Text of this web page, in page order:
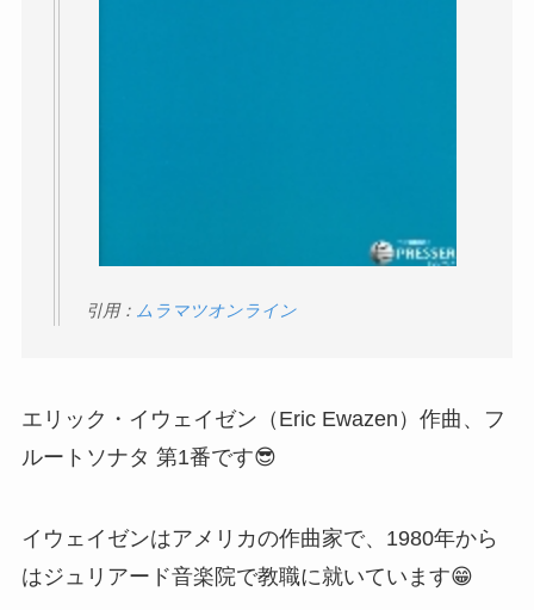
引用： ムラマツオンライン
エリック・イウェイゼン（Eric Ewazen）作曲、フ
ルートソナタ 第1番です😎
イウェイゼンはアメリカの作曲家で、1980年から
はジュリアード音楽院で教職に就いています😁